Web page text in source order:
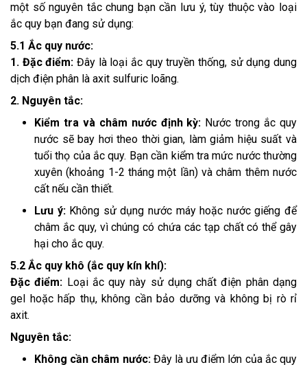
một số nguyên tắc chung bạn cần lưu ý, tùy thuộc vào loại
ắc quy bạn đang sử dụng:
5.1 Ắc quy nước:
1. Đặc điểm: Đây là loại ắc quy truyền thống, sử dụng dung
dịch điện phân là axit sulfuric loãng.
2. Nguyên tắc:
Kiểm tra và châm nước định kỳ: Nước trong ắc quy
nước sẽ bay hơi theo thời gian, làm giảm hiệu suất và
tuổi thọ của ắc quy. Bạn cần kiểm tra mức nước thường
xuyên (khoảng 1-2 tháng một lần) và châm thêm nước
cất nếu cần thiết.
Lưu ý:Không sử dụng nước máy hoặc nước giếng để
châm ắc quy, vì chúng có chứa các tạp chất có thể gây
hại cho ắc quy.
5.2 Ắc quy khô (ắc quy kín khí):
Đặc điểm: Loại ắc quy này sử dụng chất điện phân dạng
gel hoặc hấp thụ, không cần bảo dưỡng và không bị rò rỉ
axit.
Nguyên tắc:
Không cần châm nước:Đây là ưu điểm lớn của ắc quy